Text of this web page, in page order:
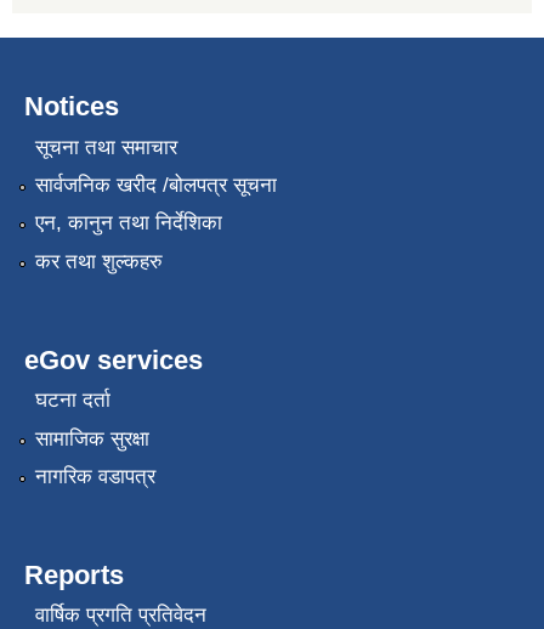
Notices
सूचना तथा समाचार
सार्वजनिक खरीद /बोलपत्र सूचना
एन, कानुन तथा निर्देशिका
कर तथा शुल्कहरु
eGov services
घटना दर्ता
सामाजिक सुरक्षा
नागरिक वडापत्र
Reports
वार्षिक प्रगति प्रतिवेदन